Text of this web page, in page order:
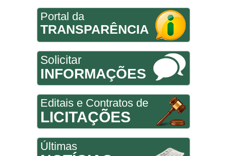
Portal da
TRANSPARÊNCIA
Solicitar
INFORMAÇÕES
Editais e Contratos de
LICITAÇÕES
Últimas